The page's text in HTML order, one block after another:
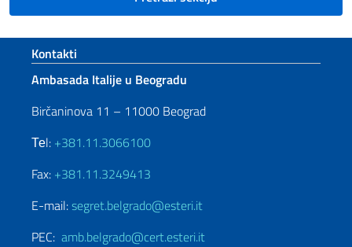
Footer section
Kontakti
Ambasada Italije u Beogradu
Birčaninova 11 – 11000 Beograd
Теl: +381.11.3066100
Fax: +381.11.3249413
E-mail:segret.belgrado@esteri.it
PEC: amb.belgrado@cert.esteri.it